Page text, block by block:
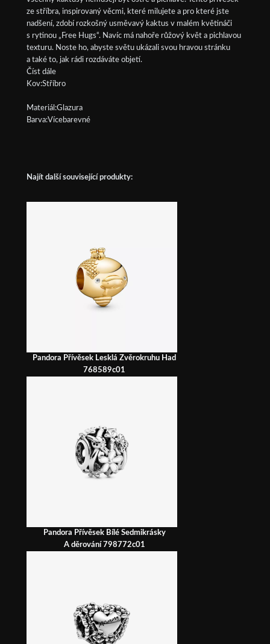
ze stříbra, inspirovaný věcmi, které milujete a pro které jste
nadšení, zdobí rozkošný usměvavý kaktus v malém květináči
s rytinou „Free Hugs“. Navíc má nahoře růžový květ a pichlavou
texturu. Noste ho, abyste světu ukázali svou hravou stránku
a také to, jak rádi rozdáváte objetí.
Číst dále
Kov:Stříbro
Materiál:Glazura
Barva:Vícebarevné
Najít další související produkty:
Pandora Přívěsek Lesklá Zvěrokruhu Had
768589c01
Pandora Přívěsek Bílé Sedmikrásky
A děrování 798772c01